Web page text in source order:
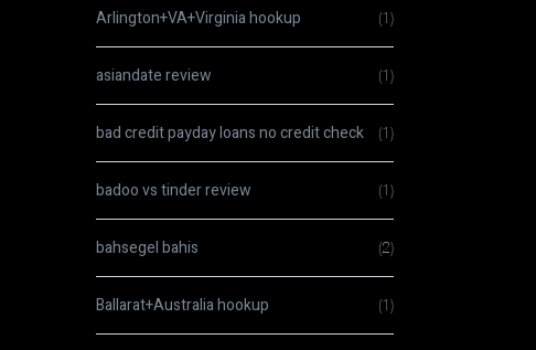
Arlington+VA+Virginia hookup (1)
asiandate review (1)
bad credit payday loans no credit check (1)
badoo vs tinder review (1)
bahsegel bahis (2)
Ballarat+Australia hookup (1)